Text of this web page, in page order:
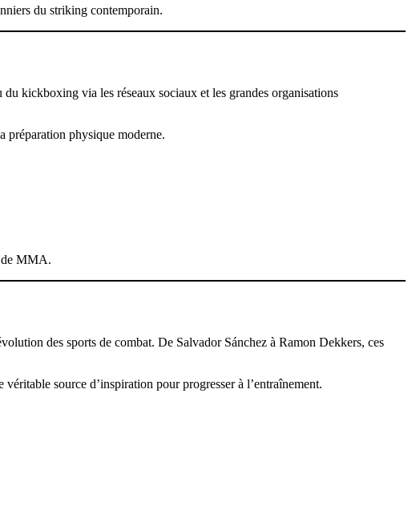
du striking contemporain.
kickboxing via les réseaux sociaux et les grandes organisations
préparation physique moderne.
de MMA.
des sports de combat. De Salvador Sánchez à Ramon Dekkers, ces
source d’inspiration pour progresser à l’entraînement.